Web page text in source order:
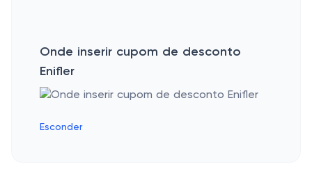
Onde inserir cupom de desconto
Enifler
Esconder